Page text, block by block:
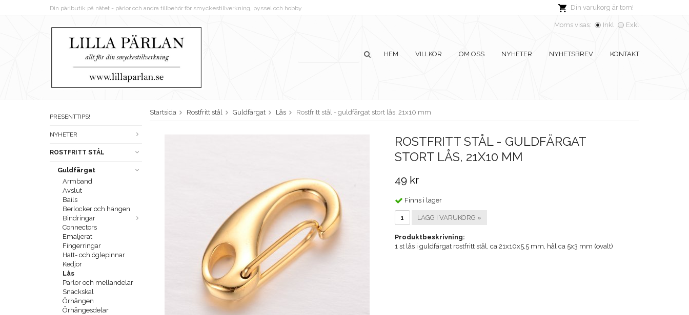
Din varukorg är tom!
Din pärlbutik på nätet - pärlor och andra tillbehör för smyckestillverkning, pyssel och hobby
Moms visas: Inkl Exkl
HEM VILLKOR OM OSS NYHETER NYHETSBREV KONTAKT
PRESENTTIPS!
NYHETER
ROSTFRITT STÅL
Guldfärgat
Armband
Avslut
Bails
Berlocker och hängen
Bindringar
Connectors
Emaljerat
Fingerringar
Hatt- och öglepinnar
Kedjor
Lås
Pärlor och mellandelar
Snäckskal
Örhängen
Örhängesdelar
Startsida Rostfritt stål Guldfärgat Lås Rostfritt stål - guldfärgat stort lås, 21x10 mm
ROSTFRITT STÅL - GULDFÄRGAT
STORT LÅS, 21X10 MM
49 kr
Finns i lager
LÄGG I VARUKORG »
Produktbeskrivning:
1 st lås i guldfärgat rostfritt stål, ca 21x10x5,5 mm, hål ca 5x3 mm (ovalt)